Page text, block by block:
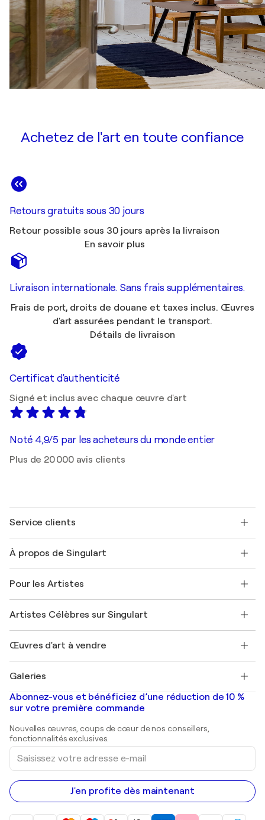
Achetez de l'art en toute confiance
Retours gratuits sous 30 jours
Retour possible sous 30 jours après la livraison
En savoir plus
Livraison internationale. Sans frais supplémentaires.
Frais de port, droits de douane et taxes inclus. Œuvres
d'art assurées pendant le transport.
Détails de livraison
Certificat d'authenticité
Signé et inclus avec chaque œuvre d'art
Noté 4,9/5 par les acheteurs du monde entier
Plus de 20 000 avis clients
Service clients
Expédition
Offrir une carte cadeau
Rejoignez notre programme commercial
Mon compte
+33 1 76 44 06 42
À propos de Singulart
FAQ
Magazine Singulart
Emplois
Découvrez une sélection d'art original
Pour les Artistes
Se connecter en tant qu'Artiste
Artistes Célèbres sur Singulart
Marc Chagall
Banksy
Mr. Brainwash
Shepard Fairey
Œuvres d'art à vendre
Tableaux abstraits à vendre
Peintures de paysage
Estampes
Peintures acryliques
Galeries
Galeries d'art en France
Galeries d'art en Belgique
Abonnez-vous et bénéficiez d’une réduction de 10 %
sur votre première commande
Nouvelles œuvres, coups de cœur de nos conseillers,
fonctionnalités exclusives.
Saisissez
votre
adresse
e-
mail
J'en profite dès maintenant